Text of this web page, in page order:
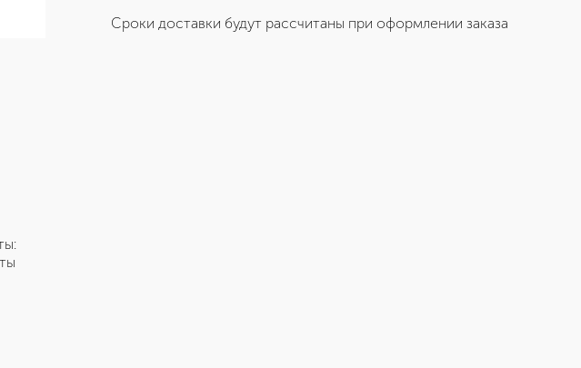
Сроки доставки будут рассчитаны при оформлении заказа